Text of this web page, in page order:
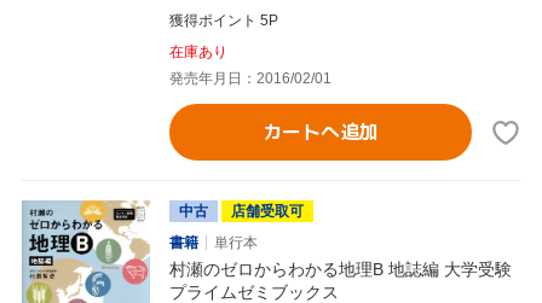
獲得ポイント 5P
在庫あり
発売年月日：2016/02/01
カートへ追加
中古
店舗受取可
書籍
単行本
村瀬のゼロからわかる地理B 地誌編 大学受験
プライムゼミブックス